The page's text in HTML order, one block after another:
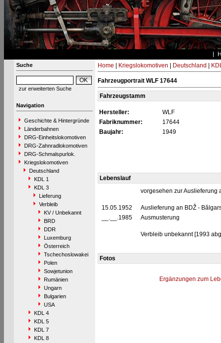
Suche
zur erweiterten Suche
Navigation
Geschichte & Hintergründe
Länderbahnen
DRG-Einheitslokomotiven
DRG-Zahnradlokomotiven
DRG-Schmalspurlok.
Kriegslokomotiven
Deutschland
KDL 1
KDL 3
Lieferung
Verbleib
KV / Unbekannt
BRD
DDR
Luxemburg
Österreich
Tschechoslowakei
Polen
Sowjetunion
Rumänien
Ungarn
Bulgarien
USA
KDL 4
KDL 5
KDL 7
KDL 8
Home Kriegslokomotiven Deutschland
Fahrzeugportrait WLF 17644
Fahrzeugstamm
Hersteller:
WLF
Fabriknummer:
17644
Baujahr:
1949
Lebenslauf
vorgesehen zur
15.05.1952
Auslieferung an BDŽ -
__.__.1985
Ausmusterung
Verbleib unbekannt [1993
Fotos
Ergänzungen zum